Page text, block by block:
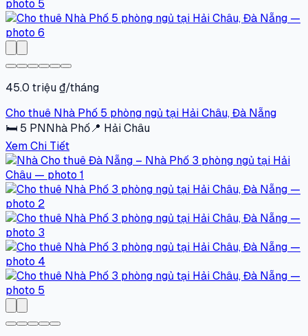
45.0 triệu ₫/tháng
Cho thuê Nhà Phố 5 phòng ngủ tại Hải Châu, Đà Nẵng
🛏 5 PNNhà Phố📍 Hải Châu
Xem Chi Tiết